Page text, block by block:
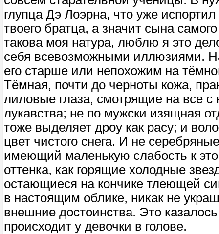
глупца Дэ Лоэрна, что уже
твоего братца, а значит сына
такова моя натура, люблю я это
себя всевозможными иллюзиями.
его старше или непохожим на
Тёмная, почти до черноты кожа,
лиловые глаза, смотрящие на все
лукавства; не по мужски изящная
тоже выделяет дроу как расу; и
цвет чистого снега. И не
имеющий маленькую слабость к
оттенка, как горящие холодные
остающиеся на кончике тлеющей
в настоящим облике, никак не
внешние достоинства. Это
происходит у девочки в голове.